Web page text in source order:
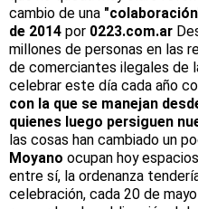
cambio de una
de 2014 por 0223.com.ar
millones de personas en las
de comerciantes ilegales de
celebrar este día cada año
con la que se manejan
quienes luego persiguen
las cosas han cambiado un
Moyano ocupan hoy
entre sí, la ordenanza
celebración, cada 20 de